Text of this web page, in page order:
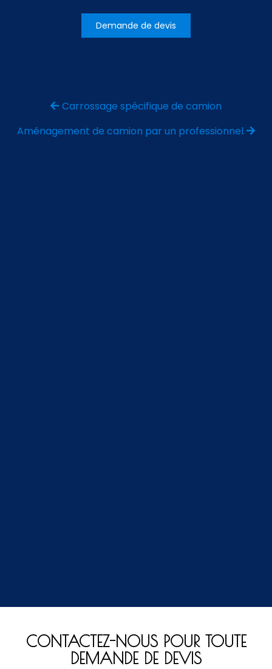
Demande de devis
Carrossage spécifique de camion
Aménagement de camion par un professionnel
CONTACTEZ-NOUS POUR TOUTE
DEMANDE DE DEVIS